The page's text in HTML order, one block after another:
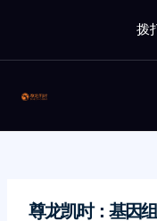
内
拨
尊龙凯时：基因